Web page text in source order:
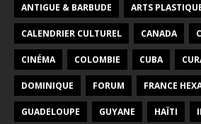
ANTIGUE & BARBUDE ARTS
CALENDRIER CULTUREL CANADA
CINÉMA COLOMBIE CUBA
DOMINIQUE FORUM FRANCE
GUADELOUPE GUYANE HAÏTI